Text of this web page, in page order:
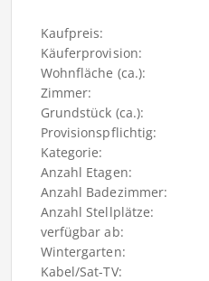
Kaufpreis:
Käuferprovision:
Wohnfläche (ca.):
Zimmer:
Grundstück (ca.):
Provisionspflichtig:
Kategorie:
Anzahl Etagen:
Anzahl Badezimmer:
Anzahl Stellplätze:
verfügbar ab:
Wintergarten:
Kabel/Sat-TV: